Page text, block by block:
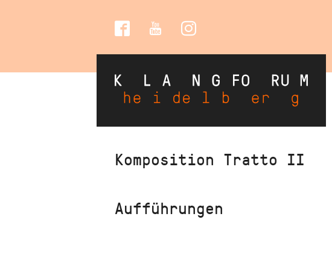
Social
Komposition Tratto II
Aufführungen